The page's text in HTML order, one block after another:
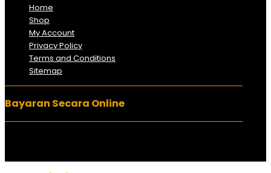
Home
Shop
My Account
Privacy Policy
Terms and Conditions
Sitemap
Bayaran Secara Online